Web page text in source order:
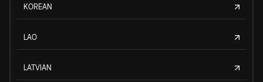
KOREAN
LAO
LATVIAN